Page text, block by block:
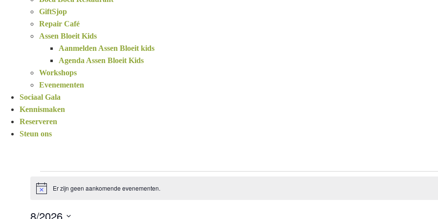
GiftSjop
Repair Café
Assen Bloeit Kids
Aanmelden Assen Bloeit kids
Agenda Assen Bloeit Kids
Workshops
Evenementen
Sociaal Gala
Kennismaken
Reserveren
Steun ons
Notice Er zijn geen aankomende evenementen.
8/2026